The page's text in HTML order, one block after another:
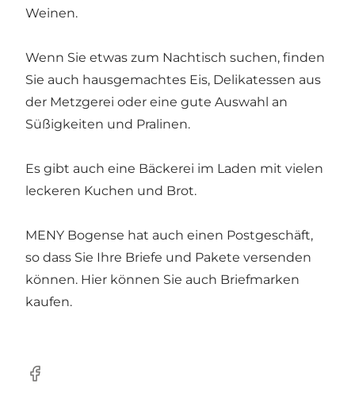
Weinen.
Wenn Sie etwas zum Nachtisch suchen, finden
Sie auch hausgemachtes Eis, Delikatessen aus
der Metzgerei oder eine gute Auswahl an
Süßigkeiten und Pralinen.
Es gibt auch eine Bäckerei im Laden mit vielen
leckeren Kuchen und Brot.
MENY Bogense hat auch einen Postgeschäft,
so dass Sie Ihre Briefe und Pakete versenden
können. Hier können Sie auch Briefmarken
kaufen.
Facebook